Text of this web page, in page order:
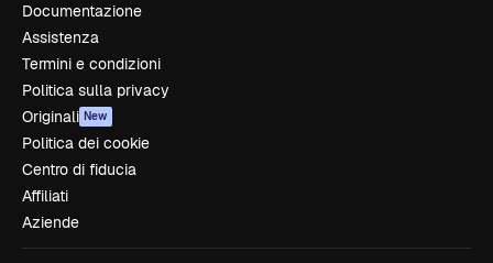
Documentazione
Assistenza
Termini e condizioni
Politica sulla privacy
Originali New
Politica dei cookie
Centro di fiducia
Affiliati
Aziende